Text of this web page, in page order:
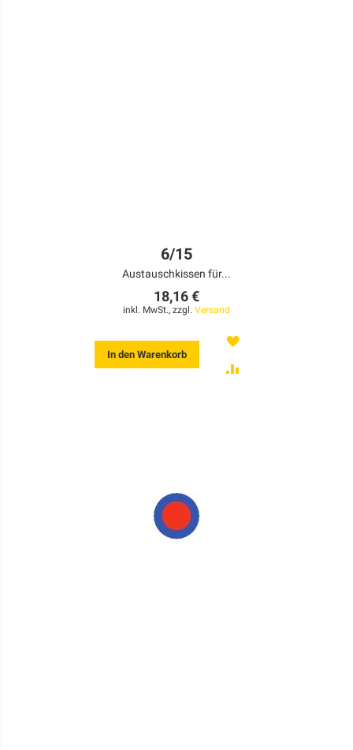
6/15
Austauschkissen für...
18,16 €
inkl. MwSt., zzgl. Versand
In den Warenkorb
MERKEN